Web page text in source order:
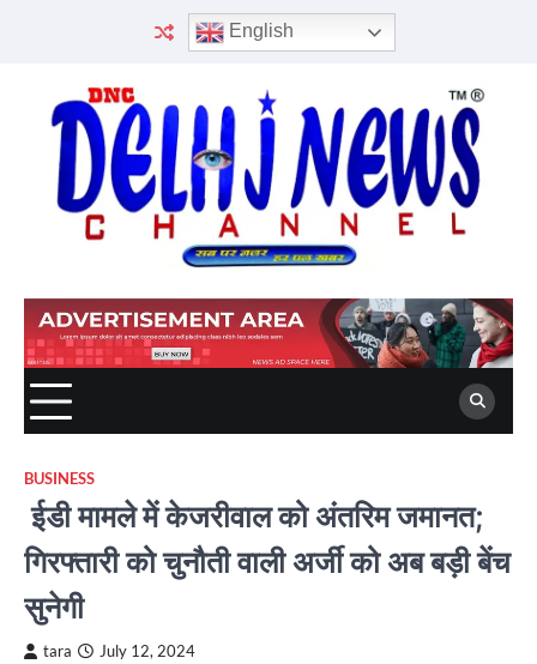
English
BUSINESS
ईडी मामले में केजरीवाल को अंतरिम जमानत;
गिरफ्तारी को चुनौती वाली अर्जी को अब बड़ी बेंच
सुनेगी
tara July 12, 2024